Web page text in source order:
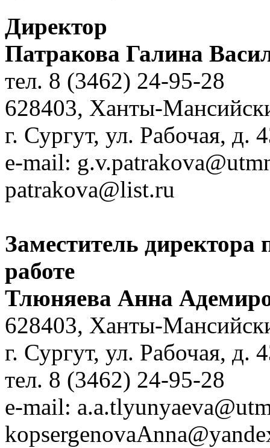
Директор
Патракова Галина
тел. 8 (3462) 24-95-28
628403, Ханты-
г. Сургут, ул. Рабочая, д.
e-mail:
patrakova@list.ru
Заместитель директора
работе
Тлюняева Анна
628403, Ханты-
г. Сургут, ул. Рабочая, д.
тел. 8 (3462) 24-95-28
e-mail: